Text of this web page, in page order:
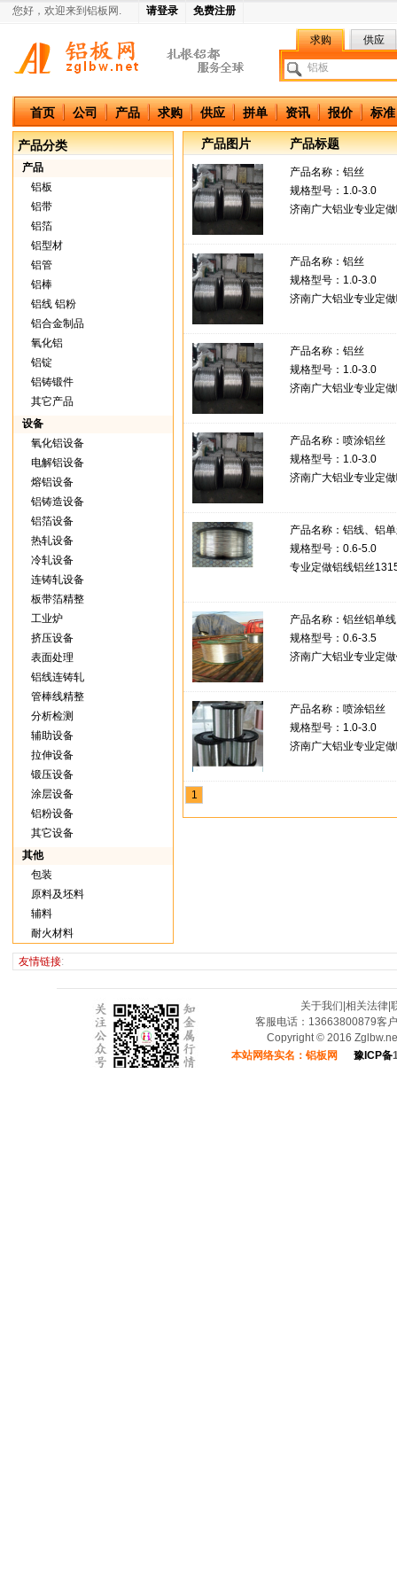
您好，欢迎来到铝板网. 请登录 免费注册
中国铝板网
求购 供应
首页 公司 产品 求购 供应 拼单 资讯 报价 标准
产品分类
产品
铝板
铝带
铝箔
铝型材
铝管
铝棒
铝线 铝粉
铝合金制品
氧化铝
铝锭
铝铸锻件
其它产品
设备
氧化铝设备
电解铝设备
熔铝设备
铝铸造设备
铝箔设备
热轧设备
冷轧设备
连铸轧设备
板带箔精整
工业炉
挤压设备
表面处理
铝线连铸轧
管棒线精整
分析检测
辅助设备
拉伸设备
锻压设备
涂层设备
铝粉设备
其它设备
其他
包装
原料及坯料
辅料
耐火材料
产品图片 产品标题
产品名称： 铝丝
规格型号：1.0-3.0
济南广大铝业专业定
产品名称： 铝丝
规格型号：1.0-3.0
济南广大铝业专业定
产品名称： 铝丝
规格型号：1.0-3.0
济南广大铝业专业定
产品名称： 喷涂铝丝
规格型号：1.0-3.0
济南广大铝业专业定
产品名称： 铝线、铝
规格型号：0.6-5.0
专业定做铝线铝丝
产品名称： 铝丝铝单线
规格型号：0.6-3.5
济南广大铝业专业定
产品名称： 喷涂铝丝
规格型号：1.0-3.0
济南广大铝业专业定
1
友情链接:
关于我们 相关法律|
客服电话：13663800879客
Copyright © 2016
本站网络实名：铝板网
豫ICP备